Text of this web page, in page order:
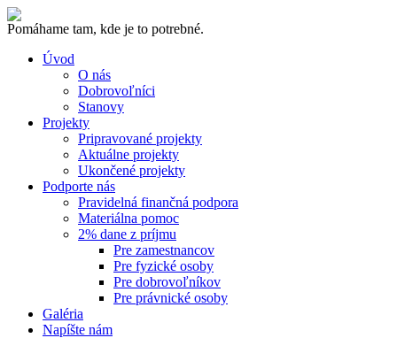
Pomáhame tam, kde je to potrebné.
Úvod
O nás
Dobrovoľníci
Stanovy
Projekty
Pripravované projekty
Aktuálne projekty
Ukončené projekty
Podporte nás
Pravidelná finančná podpora
Materiálna pomoc
2% dane z príjmu
Pre zamestnancov
Pre fyzické osoby
Pre dobrovoľníkov
Pre právnické osoby
Galéria
Napíšte nám